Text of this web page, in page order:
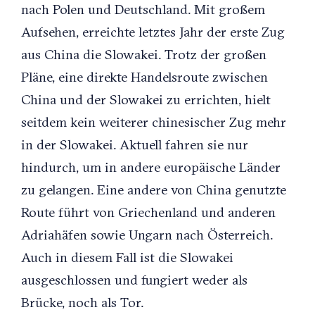
nach Polen und Deutschland. Mit großem
Aufsehen, erreichte letztes Jahr der erste Zug
aus China die Slowakei. Trotz der großen
Pläne, eine direkte Handelsroute zwischen
China und der Slowakei zu errichten, hielt
seitdem kein weiterer chinesischer Zug mehr
in der Slowakei. Aktuell fahren sie nur
hindurch, um in andere europäische Länder
zu gelangen. Eine andere von China genutzte
Route führt von Griechenland und anderen
Adriahäfen sowie Ungarn nach Österreich.
Auch in diesem Fall ist die Slowakei
ausgeschlossen und fungiert weder als
Brücke, noch als Tor.